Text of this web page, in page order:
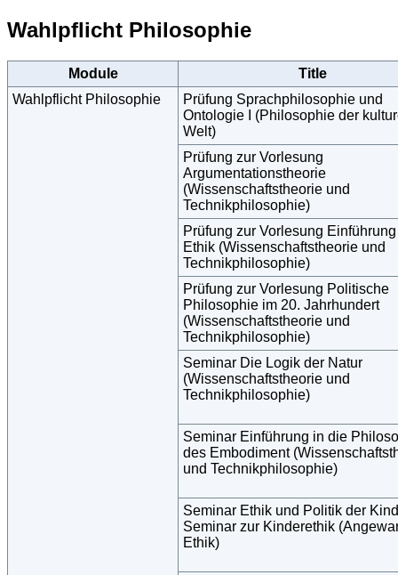
Wahlpflicht Philosophie
Module
Title
Wahlpflicht Philosophie
Prüfung Sprachphilosophie und
Ontologie I (Philosophie der
Welt)
Prüfung zur Vorlesung
Argumentationstheorie
(Wissenschaftstheorie und
Technikphilosophie)
Prüfung zur Vorlesung
Ethik (Wissenschaftstheorie und
Technikphilosophie)
Prüfung zur Vorlesung Politische
Philosophie im 20. Jahrhundert
(Wissenschaftstheorie und
Technikphilosophie)
Seminar Die Logik der Natur
(Wissenschaftstheorie und
Technikphilosophie)
Seminar Einführung in die
des Embodiment
und Technikphilosophie)
Seminar Ethik und Politik der
Seminar zur Kinderethik
Ethik)